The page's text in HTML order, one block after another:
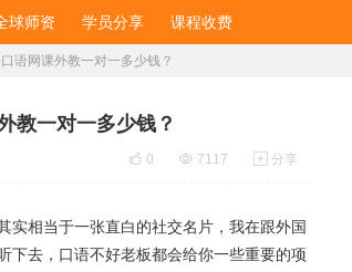
球师资 学员分享 课程收费
语网课外教一对一多少钱？
教一对一多少钱？
 0  7117  分享
实相当于一张直白的社交名片，我在跟外国
下去，口语不好老板都会给你一些重要的项